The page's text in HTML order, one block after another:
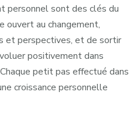
personnel sont des clés du
ouvert au changement,
et perspectives, et de sortir
positivement dans
petit pas effectué dans
croissance personnelle